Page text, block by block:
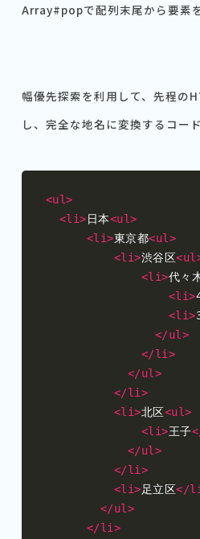
Array#popで配列末尾から要素
幅優先探索を利用して、先程の
し、完全な地名に変換するコー
<ul>
<li>日本<ul>
<li>東京都<ul>
<li>渋谷区
<li>代々
<li>
<li>
</ul>
</li>
</ul>
</li>
<li>北区<ul>
<li>王子
</ul>
</li>
<li>足立区</
</ul>
</li>